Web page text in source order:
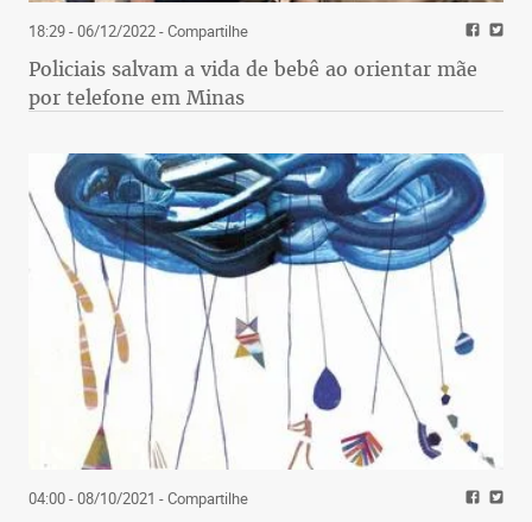
18:29 - 06/12/2022- Compartilhe
Policiais salvam a vida de bebê ao orientar mãe
por telefone em Minas
04:00 - 08/10/2021 - Compartilhe